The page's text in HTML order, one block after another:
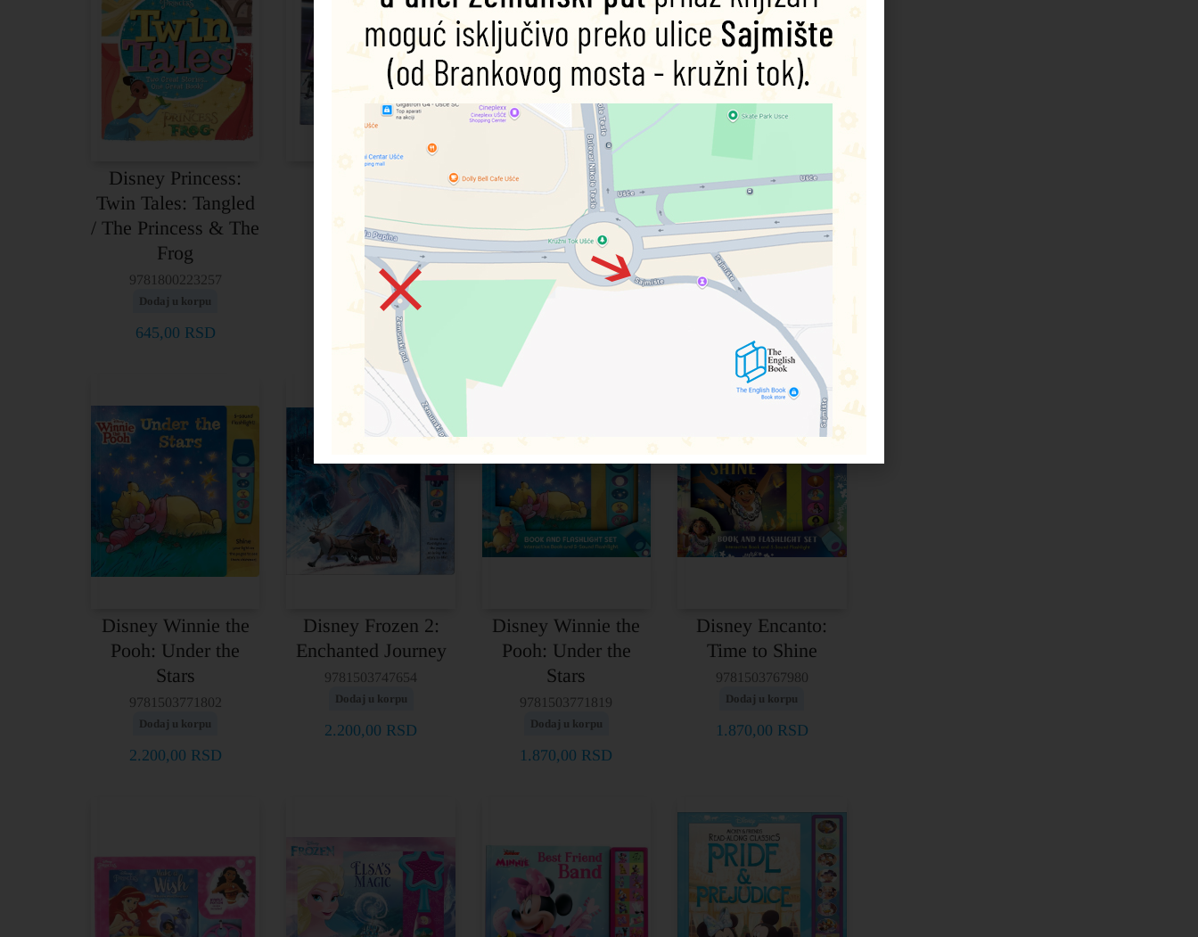
Disney Princess:
Twin Tales: Tangled
/ The Princess & The
Frog
9781800223257
Dodaj u korpu
645,00 RSD
Infinity… and
Beyond
9781503765108
Dodaj u korpu
RSD
Disney Minnie
Mouse: Daisy’s
Bright Idea
9781450874403
Dodaj u korpu
1.870,00
Disney Frozen: A
Starry Night
9781503700628
Dodaj u korpu
1.870,00
Disney Winnie the
Pooh: Under the
Stars
9781503771802
Dodaj u korpu
2.200,00 RSD
Disney Frozen 2:
Enchanted Journey
9781503747654
Dodaj u korpu
2.200,00 RSD
Disney Winnie the
Pooh: Under the
Stars
9781503771819
Dodaj u korpu
1.870,00 RSD
Disney Encanto:
Time to Shine
9781503767980
Dodaj u korpu
1.870,00 RSD